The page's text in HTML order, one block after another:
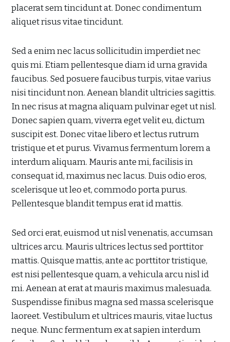
placerat sem tincidunt at. Donec condimentum
aliquet risus vitae tincidunt.
Sed a enim nec lacus sollicitudin imperdiet nec
quis mi. Etiam pellentesque diam id urna gravida
faucibus. Sed posuere faucibus turpis, vitae varius
nisi tincidunt non. Aenean blandit ultricies sagittis.
In nec risus at magna aliquam pulvinar eget ut nisl.
Donec sapien quam, viverra eget velit eu, dictum
suscipit est. Donec vitae libero et lectus rutrum
tristique et et purus. Vivamus fermentum lorem a
interdum aliquam. Mauris ante mi, facilisis in
consequat id, maximus nec lacus. Duis odio eros,
scelerisque ut leo et, commodo porta purus.
Pellentesque blandit tempus erat id mattis.
Sed orci erat, euismod ut nisl venenatis, accumsan
ultrices arcu. Mauris ultrices lectus sed porttitor
mattis. Quisque mattis, ante ac porttitor tristique,
est nisi pellentesque quam, a vehicula arcu nisl id
mi. Aenean at erat at mauris maximus malesuada.
Suspendisse finibus magna sed massa scelerisque
laoreet. Vestibulum et ultrices mauris, vitae luctus
neque. Nunc fermentum ex at sapien interdum